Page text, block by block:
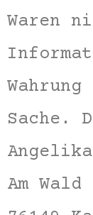
Waren
Sache.
Am Wald